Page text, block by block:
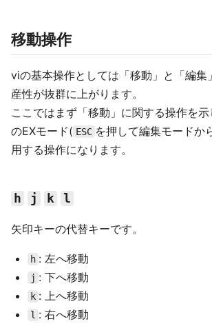
移動操作
viの基本操作としては「移動」と「編集
産性が抜群に上がります。
ここではまず「移動」に関する操作を
のEXモード( ESC を押して編集モードか
用する操作になります。
h j k l
矢印キーの代替キーです。
h : 左へ移動
j : 下へ移動
k : 上へ移動
l : 右へ移動